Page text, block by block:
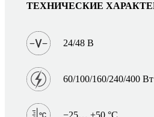
ТЕХНИЧЕСКИЕ
24/48 В
60/100/160/240/400 Вт